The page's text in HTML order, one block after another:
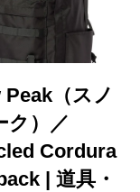
（スノ
ク）／
Cordura
| 道具・